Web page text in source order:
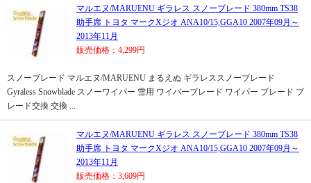
マルエヌ/MARUENU ギラレス スノーブレード 380mm TS38
助手席 トヨタ マークXジオ ANA10/15,GGA10 2007年09月～
2013年11月
販売価格：4,299円
スノーブレード マルエヌ/MARUENU まるえぬ ギラレススノーブレード
Gyraless Snowblade スノーワイパー 雪用 ワイパーブレード ワイパー ブレード ブ
レード交換 交換 ...
マルエヌ/MARUENU ギラレス スノーブレード 380mm TS38
助手席 トヨタ マークXジオ ANA10/15,GGA10 2007年09月～
2013年11月
販売価格：3,609円